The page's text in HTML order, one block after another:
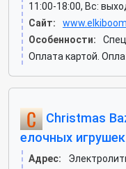
11:00-18:00, Вс:
Сайт:
Особенности:
Оплата картой.
Christmas
елочных игрушек
Адрес: